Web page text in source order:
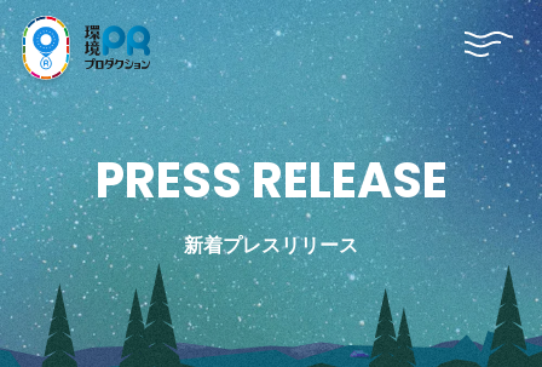
PRESSRELEASE
新着プレスリリース